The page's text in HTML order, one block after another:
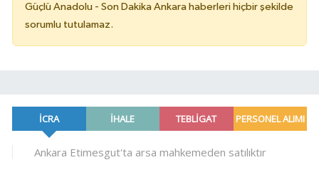
Güçlü Anadolu - Son Dakika Ankara haberleri hiçbir şekilde
sorumlu tutulamaz.